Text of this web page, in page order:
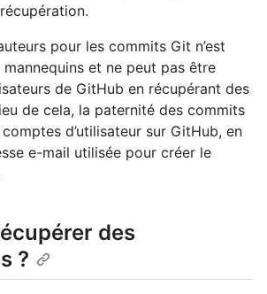
pour les commits Git n’est
et ne peut pas être
de GitHub en récupérant des
de cela, la paternité des commits
d’utilisateur sur GitHub, en
e-mail utilisée pour créer le
des
?